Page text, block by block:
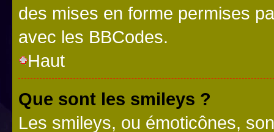
des mises en forme permises
avec les BBCodes.
Haut
Que sont les smileys ?
Les smileys, ou émoticônes,